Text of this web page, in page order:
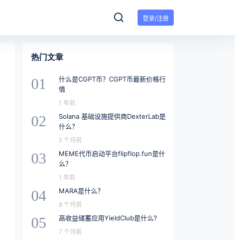
登录/注册
热门文章
01
什么是CGPT币？CGPT币最新价格行
情
1 年前
02
Solana 基础设施提供商DexterLab是
什么？
5 个月前
03
MEME代币启动平台flipflop.fun是什
么？
1 年前
04 MARA是什么？
8 个月前
05 高收益储蓄应用YieldClub是什么?
7 个月前